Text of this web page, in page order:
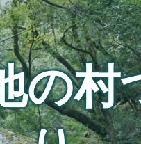
の村